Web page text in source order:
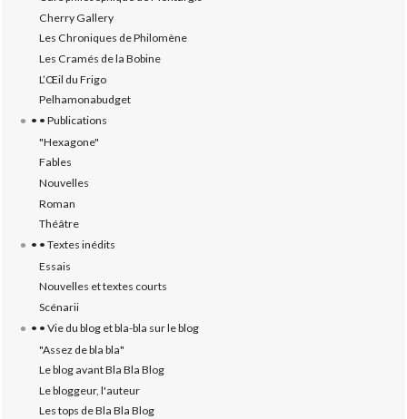
Cherry Gallery
Les Chroniques de Philomène
Les Cramés de la Bobine
L’‎Œil du Frigo
Pelhamonabudget
• • Publications
"Hexagone"
Fables
Nouvelles
Roman
Théâtre
• • Textes inédits
Essais
Nouvelles et textes courts
Scénarii
• • Vie du blog et bla-bla sur le blog
"Assez de bla bla"
Le blog avant Bla Bla Blog
Le bloggeur, l'auteur
Les tops de Bla Bla Blog